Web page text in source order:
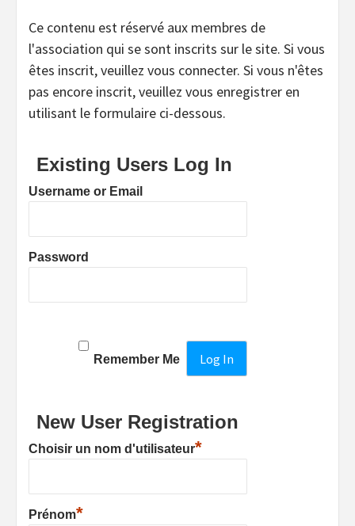
Ce contenu est réservé aux membres de
l'association qui se sont inscrits sur le site. Si vous
êtes inscrit, veuillez vous connecter. Si vous n'êtes
pas encore inscrit, veuillez vous enregistrer en
utilisant le formulaire ci-dessous.
Existing Users Log In
Username or Email
Password
Remember Me
New User Registration
Choisir un nom d'utilisateur*
Prénom*